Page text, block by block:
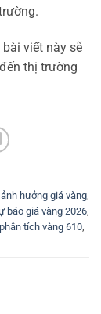
viết này sẽ
thị trường
ảnh hưởng giá vàng
báo giá vàng 2026,
phân tích vàng 610